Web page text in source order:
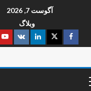
آگوست 7, 2026
وبلاگ